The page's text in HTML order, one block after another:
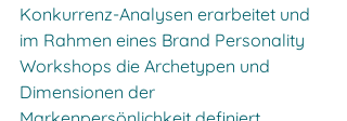
Konkurrenz-Analysen erarbeitet und
im Rahmen eines Brand Personality
Workshops die Archetypen und
Dimensionen der